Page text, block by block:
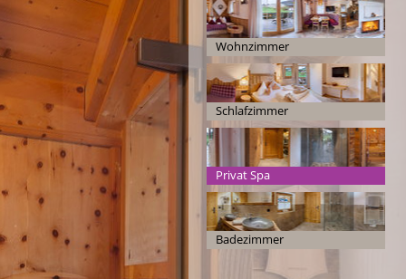
Wohnzimmer
Schlafzimmer
Privat Spa
Badezimmer